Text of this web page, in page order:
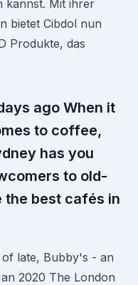
kannst. Mit ihrer
bietet Cibdol nun
Produkte, das
ago When it
to coffee,
has you
to old-
the best cafés in
of late, Bubby's - an
2020 The London